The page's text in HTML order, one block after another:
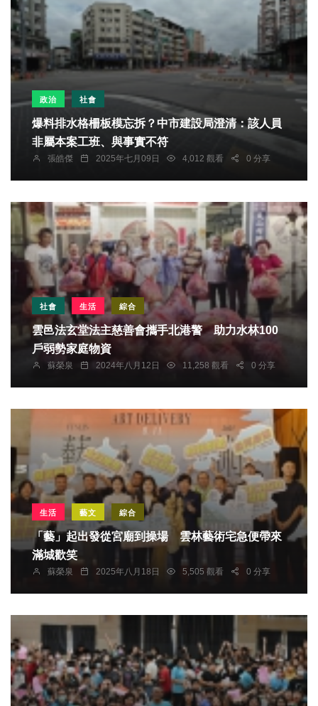
政治 社會
爆料排水格柵板模忘拆？中市建設局澄清：該人員
非屬本案工班、與事實不符
張皓傑 2025年七月09日 4,012 觀看 0 分享
社會 生活 綜合
雲邑法玄堂法主慈善會攜手北港警 助力水林100
戶弱勢家庭物資
蘇榮泉 2024年八月12日 11,258 觀看 0 分享
生活 藝文 綜合
「藝」起出發從宮廟到操場 雲林藝術宅急便帶來
滿城歡笑
蘇榮泉 2025年八月18日 5,505 觀看 0 分享